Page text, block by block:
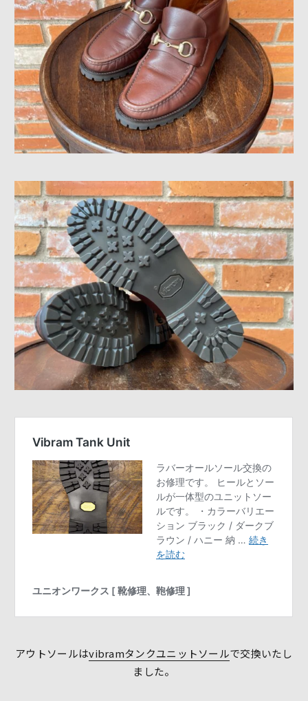
アウトソールはvibramタンクユニットソールで交換いたし
ました。